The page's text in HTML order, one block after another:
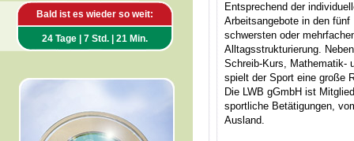
Bald ist es wieder so weit:
24 Tage | 7 Std. | 21 Min.
Entsprechend der
Arbeitsangebote in den
schwersten oder
Alltagsstrukturierung.
Schreib-Kurs, Mathematik-
spielt der Sport eine große
Die LWB gGmbH ist
sportliche Betätigungen,
Ausland.